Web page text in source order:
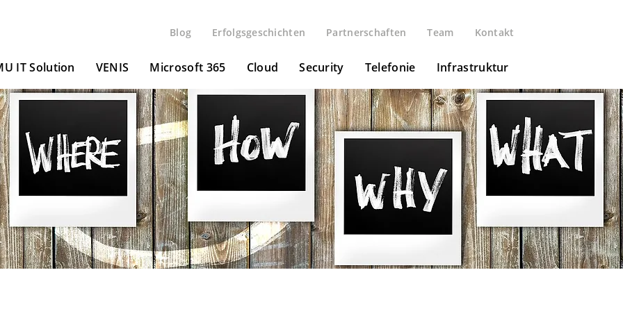
Blog Erfolgsgeschichten Partnerschaften Team Kontakt
IT Solution VENIS Microsoft 365 Cloud Security Telefonie Infrastruktur